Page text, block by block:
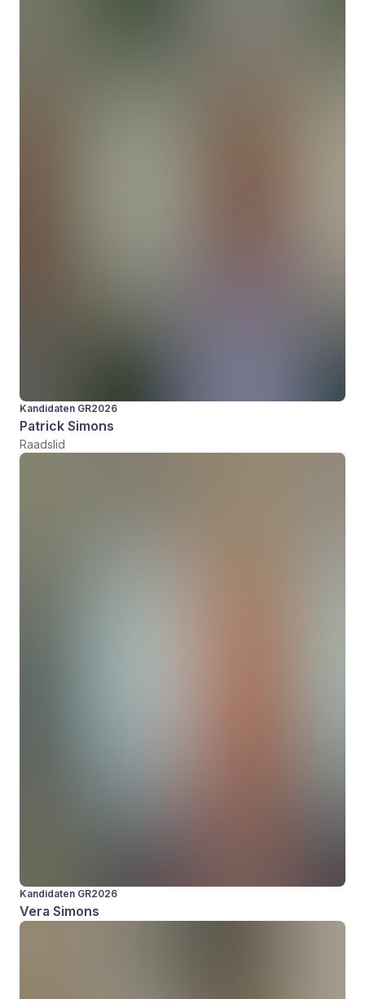
Kandidaten GR2026
Patrick Simons
Raadslid
Kandidaten GR2026
Vera Simons